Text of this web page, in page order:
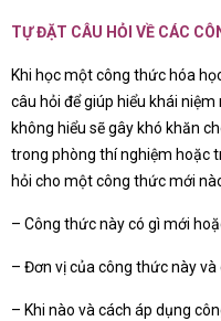
TỰ ĐẶT CÂU HỎI VỀ CÁC
Khi học một công thức hóa
câu hỏi để giúp hiểu khái
không hiểu sẽ gây khó khăn
trong phòng thí nghiệm hoặc
hỏi cho một công thức mới
– Công thức này có gì mới
– Đơn vị của công thức này
– Khi nào và cách áp dụng